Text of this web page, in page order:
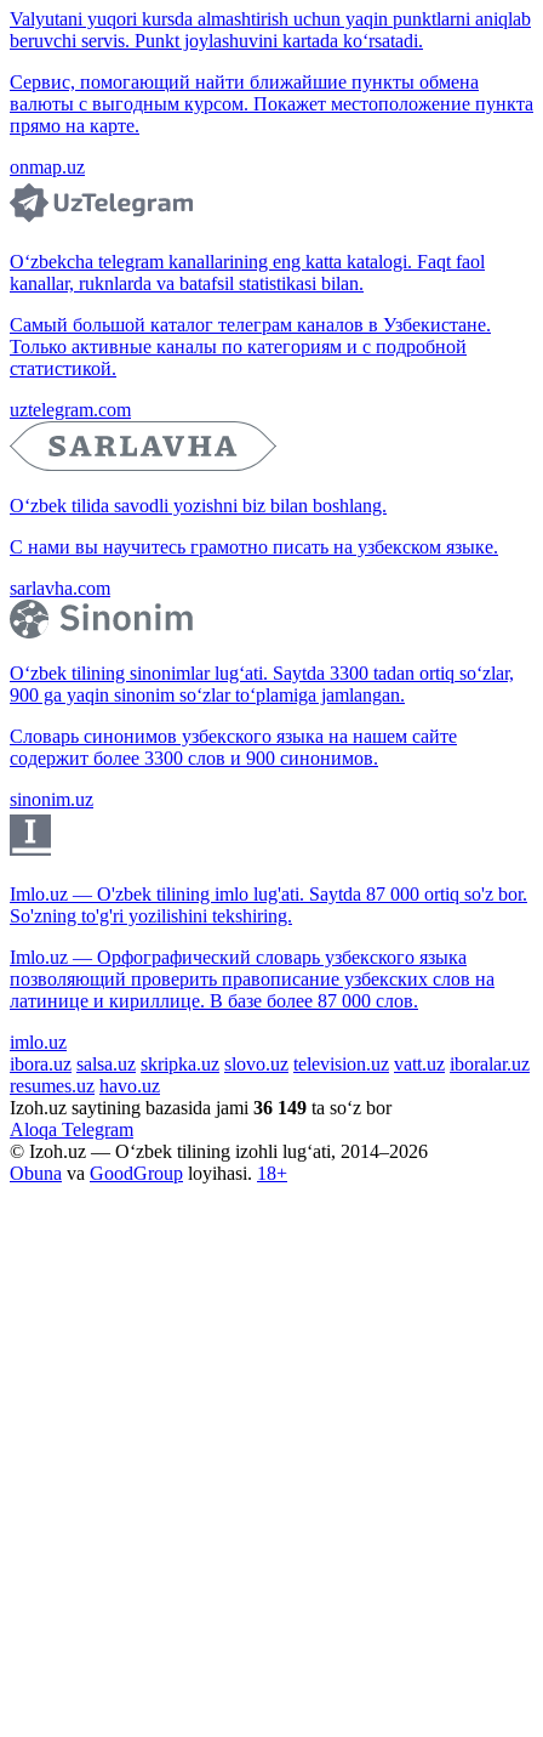
Valyutani yuqori kursda almashtirish uchun yaqin punktlarni aniqlab
beruvchi servis. Punkt joylashuvini kartada ko‘rsatadi.
Сервис, помогающий найти ближайшие пункты обмена
валюты с выгодным курсом. Покажет местоположение пункта
прямо на карте.
onmap.uz
O‘zbekcha telegram kanallarining eng katta katalogi. Faqt faol
kanallar, ruknlarda va batafsil statistikasi bilan.
Самый большой каталог телеграм каналов в Узбекистане.
Только активные каналы по категориям и с подробной
статистикой.
uztelegram.com
O‘zbek tilida savodli yozishni biz bilan boshlang.
С нами вы научитесь грамотно писать на узбекском языке.
sarlavha.com
O‘zbek tilining sinonimlar lug‘ati. Saytda 3300 tadan ortiq so‘zlar,
900 ga yaqin sinonim so‘zlar to‘plamiga jamlangan.
Словарь синонимов узбекского языка на нашем сайте
содержит более 3300 слов и 900 синонимов.
sinonim.uz
Imlo.uz — O'zbek tilining imlo lug'ati. Saytda 87 000 ortiq so'z bor.
So'zning to'g'ri yozilishini tekshiring.
Imlo.uz — Орфографический словарь узбекского языка
позволяющий проверить правописание узбекских слов на
латинице и кириллице. В базе более 87 000 слов.
imlo.uz
ibora.uz salsa.uz skripka.uz slovo.uz television.uz vatt.uz iboralar.uz
resumes.uz havo.uz
Izoh.uz saytining bazasida jami 36 149 ta so‘z bor
Aloqa Telegram
© Izoh.uz — O‘zbek tilining izohli lug‘ati, 2014–2026
Obuna va GoodGroup loyihasi. 18+